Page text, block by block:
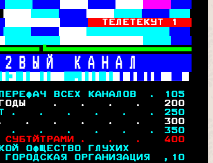
ТЕЛЕТЕКУТ 1
2 В Ы Й   К А Н А Л

ВСЕХ КАНАЛОВ  . 105
.   .   .   .
200
.   .   .   .   .   . 250
.   .   .   .   .   300
.   .   .   .   .   . 350
СУБТЙТРАМИ .   .   .   400
ОфЩЕСТВО ГЛУХИХ
ГОРОДСКАЯ ОРГАНИЗАЦИЯ  ,10